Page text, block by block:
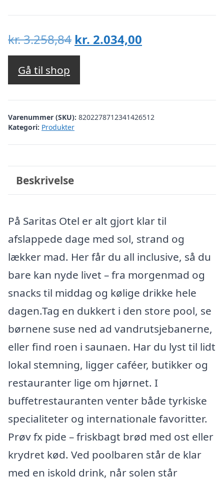
kr.3.258,84 Den
oprindelige
var:
kr. 3.258,84.
kr. 2.034,00
kr. 2.034,00.
Gå til shop
Varenummer (SKU): 8202278712341426512
Kategori: Produkter
Beskrivelse
På Saritas Otel er alt gjort klar til
afslappede dage med sol, strand og
lækker mad. Her får du all inclusive, så du
bare kan nyde livet – fra morgenmad og
snacks til middag og kølige drikke hele
dagen.Tag en dukkert i den store pool, se
børnene suse ned ad vandrutsjebanerne,
eller find roen i saunaen. Har du lyst til lidt
lokal stemning, ligger caféer, butikker og
restauranter lige om hjørnet. I
buffetrestauranten venter både tyrkiske
specialiteter og internationale favoritter.
Prøv fx pide – friskbagt brød med ost eller
krydret kød. Ved poolbaren står de klar
med en iskold drink, når solen står